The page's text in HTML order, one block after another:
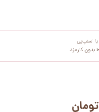
اسنپ‌پی
بدون کارمزد